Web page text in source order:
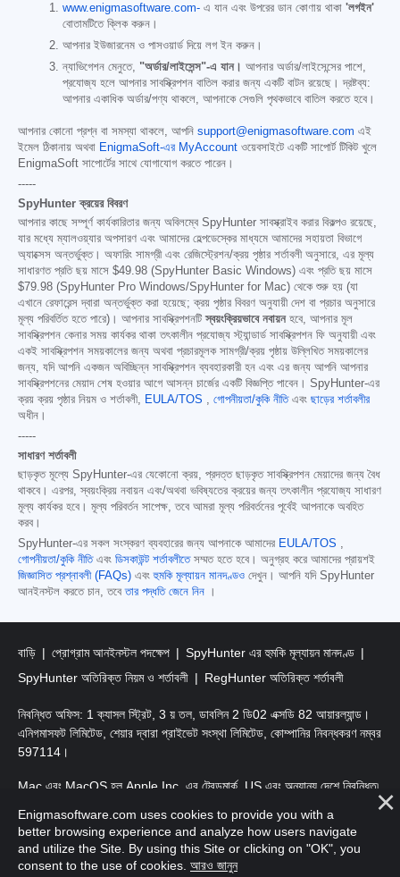
www.enigmasoftware.com- এ যান এবং উপরের ডান কোণায় থাকা 'লগইন'
বোতামটিতে ক্লিক করুন।
আপনার ইউজারনেম ও পাসওয়ার্ড দিয়ে লগ ইন করুন।
ন্যাভিগেশন মেনুতে, "অর্ডার/লাইসেন্স"-এ যান। আপনার অর্ডার/লাইসেন্সের পাশে,
প্রযোজ্য হলে আপনার সাবস্ক্রিপশন বাতিল করার জন্য একটি বাটন রয়েছে। দ্রষ্টব্য:
আপনার একাধিক অর্ডার/পণ্য থাকলে, আপনাকে সেগুলি পৃথকভাবে বাতিল করতে হবে।
আপনার কোনো প্রশ্ন বা সমস্যা থাকলে, আপনি support@enigmasoftware.com এই
ইমেল ঠিকানায় অথবা EnigmaSoft-এর MyAccount ওয়েবসাইটে একটি সাপোর্ট টিকিট খুলে
EnigmaSoft সাপোর্টের সাথে যোগাযোগ করতে পারেন।
-----
SpyHunter ক্রয়ের বিবরণ
আপনার কাছে সম্পূর্ণ কার্যকারিতার জন্য অবিলম্বে SpyHunter সাবস্ক্রাইব করার বিকল্পও রয়েছে,
যার মধ্যে ম্যালওয়্যার অপসারণ এবং আমাদের হেল্পডেস্কের মাধ্যমে আমাদের সহায়তা বিভাগে
অ্যাক্সেস অন্তর্ভুক্ত। অফারিং সামগ্রী এবং রেজিস্ট্রেশন/ক্রয় পৃষ্ঠার শর্তাবলী অনুসারে, এর মূল্য
সাধারণত প্রতি ছয় মাসে $49.98 (SpyHunter Basic Windows) এবং প্রতি ছয় মাসে
$79.98 (SpyHunter Pro Windows/SpyHunter for Mac) থেকে শুরু হয় (যা
এখানে রেফারেন্স দ্বারা অন্তর্ভুক্ত করা হয়েছে; ক্রয় পৃষ্ঠার বিবরণ অনুযায়ী দেশ বা প্রচার অনুসারে
মূল্য পরিবর্তিত হতে পারে)। আপনার সাবস্ক্রিপশনটিস্বয়ংক্রিয়ভাবে নবায়নহবে, আপনার মূল
সাবস্ক্রিপশন কেনার সময় কার্যকর থাকা তৎকালীন প্রযোজ্য স্ট্যান্ডার্ড সাবস্ক্রিপশন ফি অনুযায়ী এবং
একই সাবস্ক্রিপশন সময়কালের জন্য অথবা প্রচারমূলক সামগ্রী/ক্রয় পৃষ্ঠায় উল্লিখিত সময়কালের
জন্য, যদি আপনি একজন অবিচ্ছিন্ন সাবস্ক্রিপশন ব্যবহারকারী হন এবং এর জন্য আপনি আপনার
সাবস্ক্রিপশনের মেয়াদ শেষ হওয়ার আগে আসন্ন চার্জের একটি বিজ্ঞপ্তি পাবেন। SpyHunter-এর
ক্রয় ক্রয় পৃষ্ঠার নিয়ম ও শর্তাবলী, EULA/TOS , গোপনীয়তা/কুকি নীতিএবং ছাড়ের শর্তাবলীর
অধীন।
-----
সাধারণ শর্তাবলী
ছাড়কৃত মূল্যে SpyHunter-এর যেকোনো ক্রয়, প্রদত্ত ছাড়কৃত সাবস্ক্রিপশন মেয়াদের জন্য বৈধ
থাকবে। এরপর, স্বয়ংক্রিয় নবায়ন এবং/অথবা ভবিষ্যতের ক্রয়ের জন্য তৎকালীন প্রযোজ্য সাধারণ
মূল্য কার্যকর হবে। মূল্য পরিবর্তন সাপেক্ষ, তবে আমরা মূল্য পরিবর্তনের পূর্বেই আপনাকে অবহিত
করব।
SpyHunter-এর সকল সংস্করণ ব্যবহারের জন্য আপনাকে আমাদের EULA/TOS ,
গোপনীয়তা/কুকি নীতিএবং ডিসকাউন্ট শর্তাবলীতেসম্মত হতে হবে। অনুগ্রহ করে আমাদের প্রায়শই
জিজ্ঞাসিত প্রশ্নাবলী (FAQs) এবংহুমকি মূল্যায়ন মানদণ্ডও দেখুন। আপনি যদি SpyHunter
আনইনস্টল করতে চান, তবেতার পদ্ধতি জেনে নিন ।
বাড়ি প্রোগ্রাম আনইনস্টল পদক্ষেপ
SpyHunter এর হুমকি মূল্যায়ন মানদণ্ড
SpyHunter অতিরিক্ত নিয়ম ও শর্তাবলী
RegHunter অতিরিক্ত শর্তাবলী
নিবন্ধিত অফিস: 1 ক্যাসল স্ট্রিট, 3 য় তল, ডাবলিন 2 ডি02 এক্সডি 82 আয়ারল্যান্ড।
এনিগমাসফট লিমিটেড, শেয়ার দ্বারা প্রাইভেট সংস্থা লিমিটেড, কোম্পানির নিবন্ধকরণ নম্বর
597114।
Mac এবং MacOS হল Apple Inc. এর ট্রেডমার্ক, US এবং অন্যান্য দেশে নিবন্ধিত৷
কপিরাইট 2016-2026। এনিগমাসফট লিমিটেড সর্বস্বত্ত্ব সংরক্ষিত।
Enigmasoftware.com uses cookies to provide you with a
better browsing experience and analyze how users navigate
and utilize the Site. By using this Site or clicking on "OK", you
consent to the use of cookies. আরও জানুন